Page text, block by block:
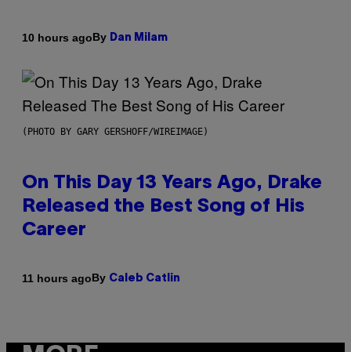
10 hours agoBy Dan Milam
(PHOTO BY GARY GERSHOFF/WIREIMAGE)
On This Day 13 Years Ago, Drake
Released the Best Song of His
Career
11 hours agoBy Caleb Catlin